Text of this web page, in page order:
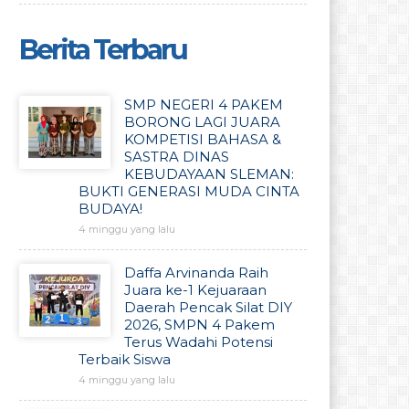
Berita Terbaru
SMP NEGERI 4 PAKEM
BORONG LAGI JUARA
KOMPETISI BAHASA &
SASTRA DINAS
KEBUDAYAAN SLEMAN:
BUKTI GENERASI MUDA CINTA
BUDAYA!
4 minggu yang lalu
Daffa Arvinanda Raih
Juara ke-1 Kejuaraan
Daerah Pencak Silat DIY
2026, SMPN 4 Pakem
Terus Wadahi Potensi
Terbaik Siswa
4 minggu yang lalu